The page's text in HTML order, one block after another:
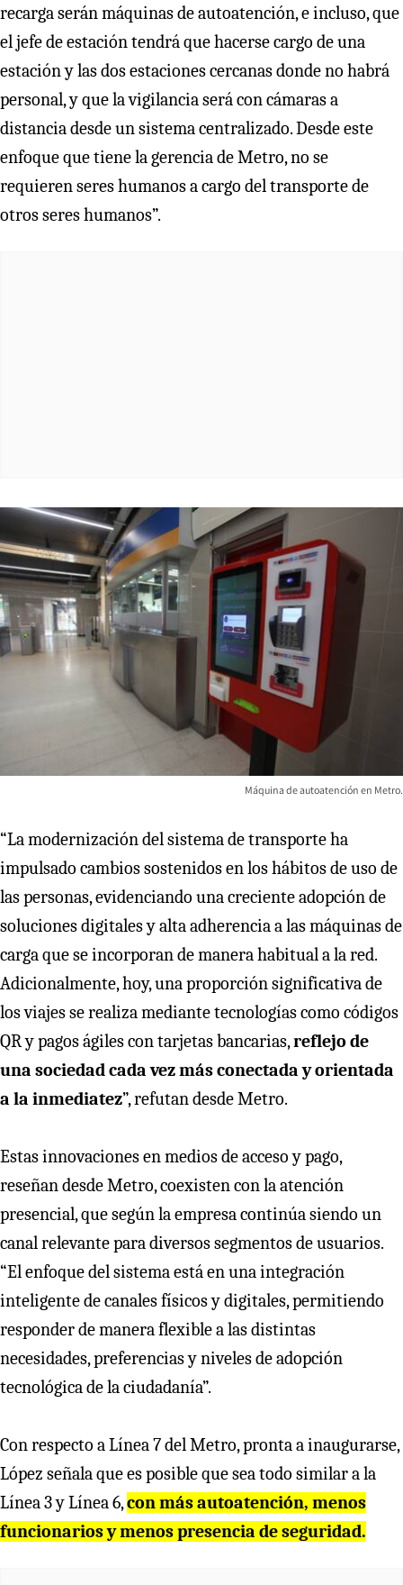
recarga serán máquinas de autoatención, e incluso, que
el jefe de estación tendrá que hacerse cargo de una
estación y las dos estaciones cercanas donde no habrá
personal, y que la vigilancia será con cámaras a
distancia desde un sistema centralizado. Desde este
enfoque que tiene la gerencia de Metro, no se
requieren seres humanos a cargo del transporte de
otros seres humanos”.
Máquina de autoatención en Metro.
“La modernización del sistema de transporte ha
impulsado cambios sostenidos en los hábitos de uso de
las personas, evidenciando una creciente adopción de
soluciones digitales y alta adherencia a las máquinas de
carga que se incorporan de manera habitual a la red.
Adicionalmente, hoy, una proporción significativa de
los viajes se realiza mediante tecnologías como códigos
QR y pagos ágiles con tarjetas bancarias,reflejo de
una sociedad cada vez más conectada y orientada
a la inmediatez”, refutan desde Metro.
Estas innovaciones en medios de acceso y pago,
reseñan desde Metro, coexisten con la atención
presencial, que según la empresa continúa siendo un
canal relevante para diversos segmentos de usuarios.
“El enfoque del sistema está en una integración
inteligente de canales físicos y digitales, permitiendo
responder de manera flexible a las distintas
necesidades, preferencias y niveles de adopción
tecnológica de la ciudadanía”.
Con respecto a Línea 7 del Metro, pronta a inaugurarse,
López señala que es posible que sea todo similar a la
Línea 3 y Línea 6,con más autoatención, menos
funcionarios y menos presencia de seguridad.